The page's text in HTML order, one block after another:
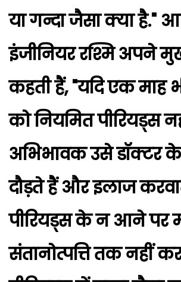
या गन्दा जैसा क्या है."
इंजीनियर रश्मि अपने
कहती हैं, "यदि एक माह
को नियमित पीरियड्स
अभिभावक उसे डॉक्टर
दौड़ते हैं और इलाज
पीरियड्स के न आने पर
संतानोत्पत्ति तक नहीं